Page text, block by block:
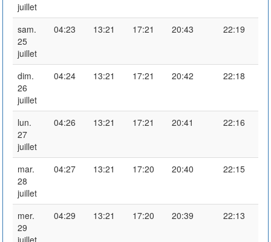
juillet
sam.
25
juillet
04:23 13:21 17:21 20:43 22:19
dim.
26
juillet
04:24 13:21 17:21 20:42 22:18
lun.
27
juillet
04:26 13:21 17:21 20:41 22:16
mar.
28
juillet
04:27 13:21 17:20 20:40 22:15
mer.
29
juillet
04:29 13:21 17:20 20:39 22:13